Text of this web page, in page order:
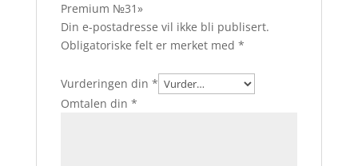
Premium №31»
Din e-postadresse vil ikke bli publisert.
Obligatoriske felt er merket med *
Vurderingen din *
Omtalen din *